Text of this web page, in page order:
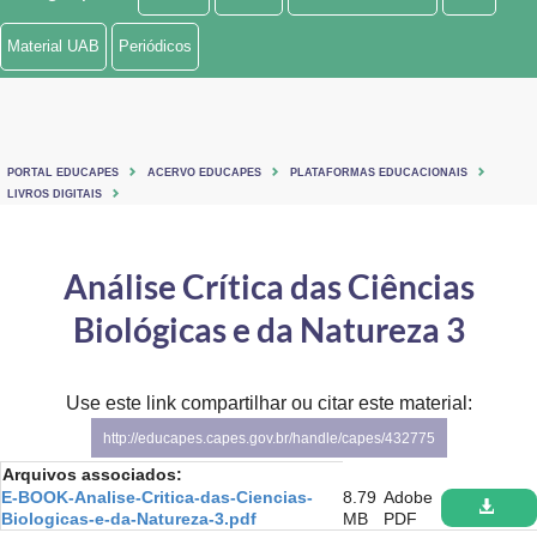
Ministério de Minas e Energia
Ministério do Turismo
Controladoria-Geral da União
Ministério da Mulher, da Família e dos Direitos Humanos
Secretaria-Geral
Gabinete de Segurança Institucional
Material UAB Periódicos
PORTAL EDUCAPES ACERVO EDUCAPES
PLATAFORMAS EDUCACIONAIS
LIVROS DIGITAIS
Análise Crítica das Ciências
Biológicas e da Natureza 3
Use este link compartilhar ou citar este material:
http://educapes.capes.gov.br/handle/capes/432775
Arquivos associados:
E-BOOK-Analise-Critica-das-Ciencias-
Biologicas-e-da-Natureza-3.pdf
8.79
MB
Adobe
PDF